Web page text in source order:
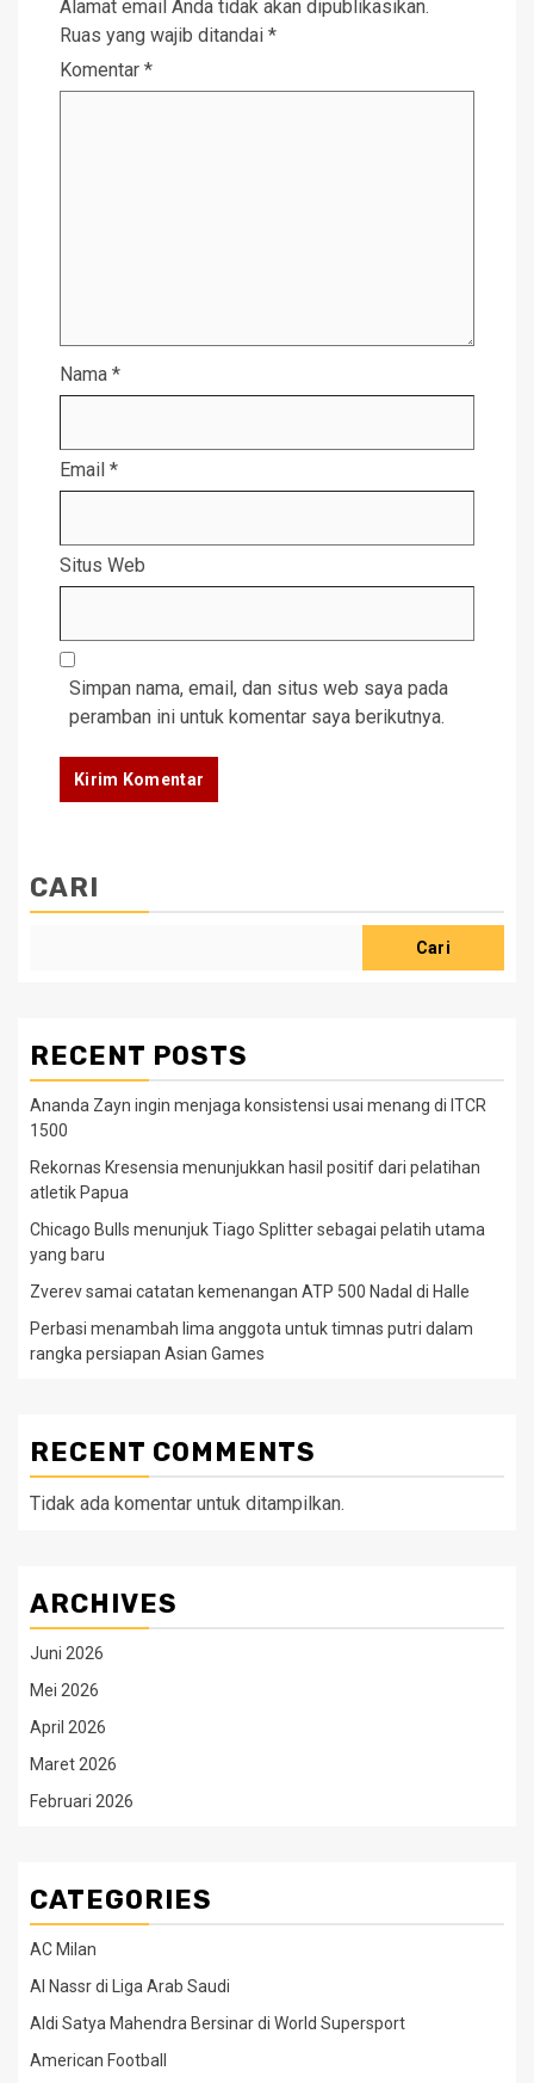
Alamat email Anda tidak akan dipublikasikan.
Ruas yang wajib ditandai *
Komentar *
Nama *
Email *
Situs Web
Simpan nama, email, dan situs web saya pada
peramban ini untuk komentar saya berikutnya.
CARI
Cari
RECENT POSTS
Ananda Zayn ingin menjaga konsistensi usai menang di ITCR
1500
Rekornas Kresensia menunjukkan hasil positif dari pelatihan
atletik Papua
Chicago Bulls menunjuk Tiago Splitter sebagai pelatih utama
yang baru
Zverev samai catatan kemenangan ATP 500 Nadal di Halle
Perbasi menambah lima anggota untuk timnas putri dalam
rangka persiapan Asian Games
RECENT COMMENTS
Tidak ada komentar untuk ditampilkan.
ARCHIVES
Juni 2026
Mei 2026
April 2026
Maret 2026
Februari 2026
CATEGORIES
AC Milan
Al Nassr di Liga Arab Saudi
Aldi Satya Mahendra Bersinar di World Supersport
American Football